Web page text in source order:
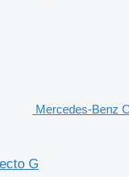
Mercedes-Benz
G